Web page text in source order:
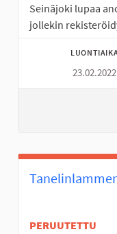
Seinäjoki lupaa
jollekin
23.02.2022
PERUUTETTU